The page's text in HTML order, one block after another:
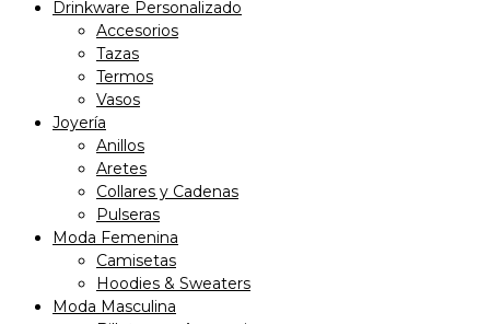
Drinkware Personalizado
Accesorios
Tazas
Termos
Vasos
Joyería
Anillos
Aretes
Collares y Cadenas
Pulseras
Moda Femenina
Camisetas
Hoodies & Sweaters
Moda Masculina